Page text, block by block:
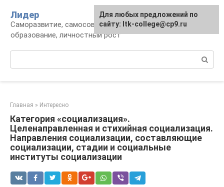
контенту
Лидер
Саморазвитие, самосовершенствование,
образование, личностный рост
Главная » Интересно
Категория «социализация».
Целенаправленная и стихийная социализация.
Направления социализации, составляющие
социализации, стадии и социальные
институты социализации
Для любых предложений по
сайту: ltk-college@cp9.ru